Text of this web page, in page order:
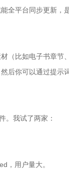
全平台同步更新，
（比如电子书章节
后你可以通过提
。我试了两家：
，用户量大。